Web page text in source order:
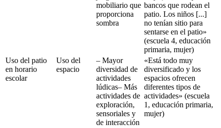
mobiliario que
proporciona
sombra
bancos que rodean el
patio. Los niños [...]
no tenían sitio para
sentarse en el patio»
(escuela 4, educación
primaria, mujer)
Uso del patio
en horario
escolar
Uso del
espacio
– Mayor
diversidad de
actividades
lúdicas– Más
actividades de
exploración,
sensoriales y
de interacción
«Está todo muy
diversificado y los
espacios ofrecen
diferentes tipos de
actividades» (escuela
1, educación primaria,
mujer)